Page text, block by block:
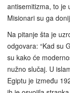
antisemitizma, to je
Misionari su ga
Na pitanje šta je
odgovara: “Kad su
su kako će
nužno slučaj. U
Egiptu je između